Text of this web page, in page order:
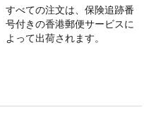
すべての注文は、保険追跡番
号付きの香港郵便サービスに
よって出荷されます。